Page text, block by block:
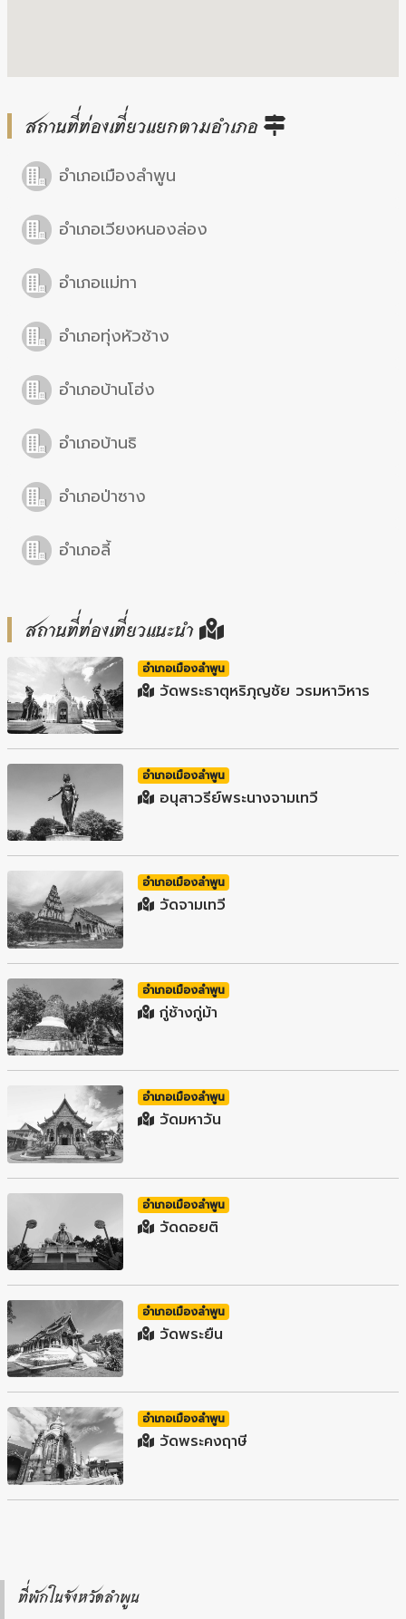
สถานที่ท่องเที่ยวแยกตามอำเภอ
อำเภอเมืองลำพูน
อำเภอเวียงหนองล่อง
อำเภอแม่ทา
อำเภอทุ่งหัวช้าง
อำเภอบ้านโฮ่ง
อำเภอบ้านธิ
อำเภอป่าซาง
อำเภอลี้
สถานที่ท่องเที่ยวแนะนำ
อำเภอเมืองลำพูน
วัดพระธาตุหริภุญชัย วรมหาวิหาร
อำเภอเมืองลำพูน
อนุสาวรีย์พระนางจามเทวี
อำเภอเมืองลำพูน
วัดจามเทวี
อำเภอเมืองลำพูน
กู่ช้างกู่ม้า
อำเภอเมืองลำพูน
วัดมหาวัน
อำเภอเมืองลำพูน
วัดดอยติ
อำเภอเมืองลำพูน
วัดพระยืน
อำเภอเมืองลำพูน
วัดพระคงฤาษี
ที่พักในจังหวัดลำพูน